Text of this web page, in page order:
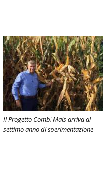
Il Progetto Combi Mais arriva al
settimo anno di sperimentazione